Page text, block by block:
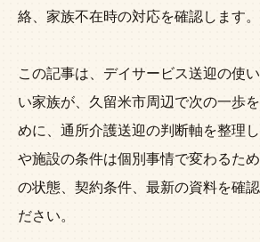
絡、家族不在時の対応を確認します。
この記事は、デイサービス送迎の使
い家族が、久留米市周辺で次の一歩
めに、通所介護送迎の判断軸を整理
や施設の条件は個別事情で変わるた
の状態、契約条件、最新の資料を確
ださい。